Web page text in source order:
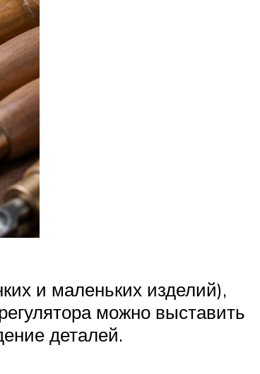
и маленьких изделий),
можно выставить
деталей.